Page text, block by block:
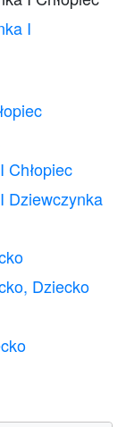
I
Chłopiec
Dziewczynka
Dziecko